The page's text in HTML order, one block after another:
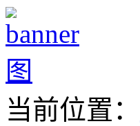
当前位置：